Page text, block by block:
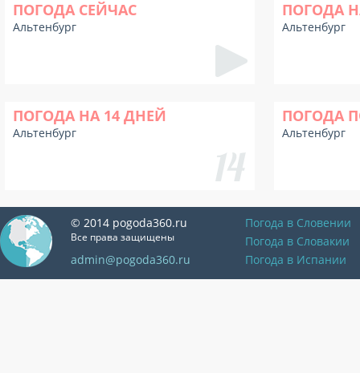
ПОГОДА СЕЙЧАС
Альтенбург
ПОГОДА
Альтенбург
ПОГОДА НА 14 ДНЕЙ
Альтенбург
ПОГОДА
Альтенбург
© 2014 pogoda360.ru
Все права защищены
admin@pogoda360.ru
Погода в Словении
Погода в Словакии
Погода в Испании